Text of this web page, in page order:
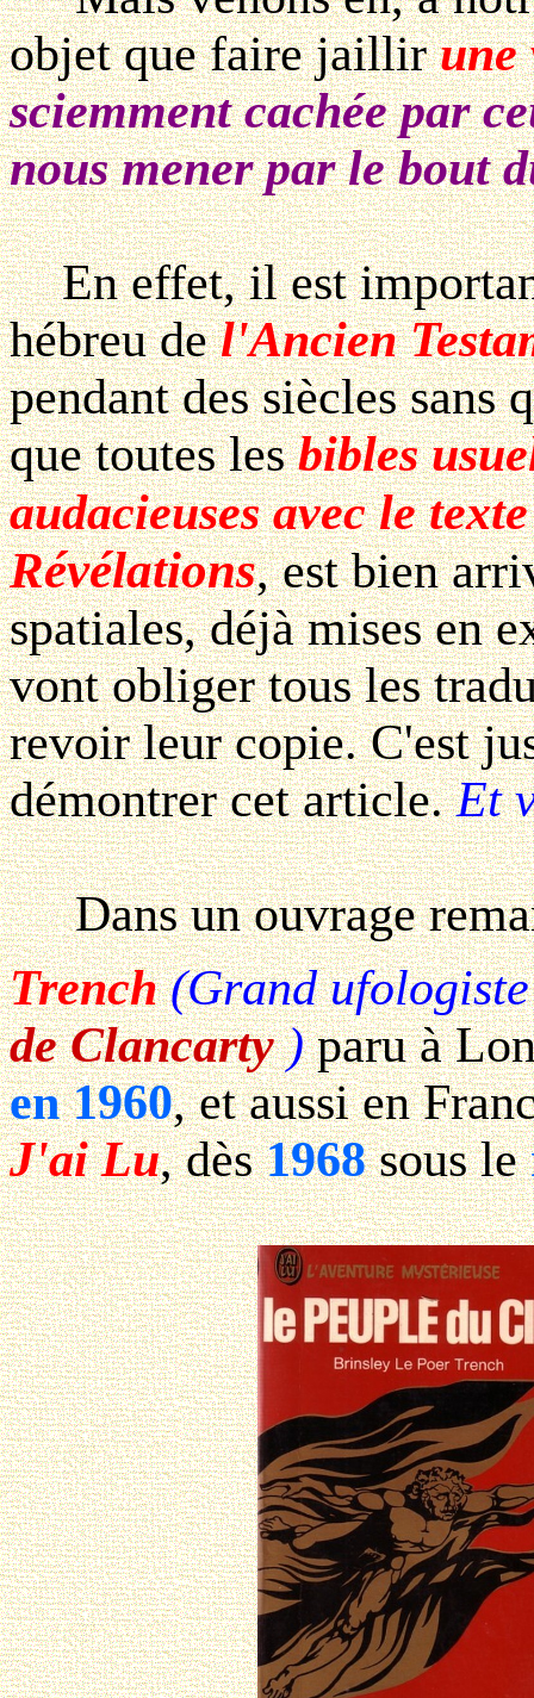
objet que faire jaillirune
sciemment cachée par
nous mener par le bout
En effet, il est
hébreu del'Ancien
pendant des siècles sans
que toutes lesbibles
audacieuses avec le
Révélations, est bien
spatiales, déjà mises en
vont obliger tous les
revoir leur copie. C'est
démontrer cet article.Et
Dans un ouvrage
Trench (Grand
de Clancarty)paru à
en 1960, et aussi en
J'ai Lu, dès1968sous le